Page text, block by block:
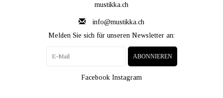
mustikka.ch
info@mustikka.ch
Melden Sie sich für unseren Newsletter an:
ABONNIEREN
Facebook Instagram